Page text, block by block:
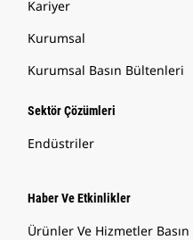
Kariyer
Kurumsal
Kurumsal Basın Bültenleri
Sektör Çözümleri
Endüstriler
Haber Ve Etkinlikler
Ürünler Ve Hizmetler